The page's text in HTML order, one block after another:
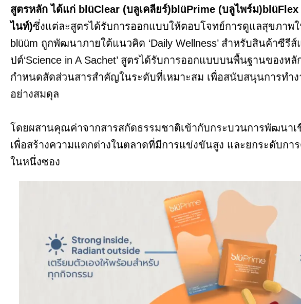
สูตรหลัก ได้แก่ blüClear (บลูเคลียร์)blüPrime (บลูไพร์ม
ไนท์)ซึ่งแต่ละสูตรได้รับการออกแบบให้ตอบโจทย์การดูแลสุขภาพ
blüüm ถูกพัฒนาภายใต้แนวคิด ‘Daily Wellness’ สำหรับสินค้าซี
ปต์‘Science in A Sachet’ สูตรได้รับการออกแบบบนพื้นฐานของห
กำหนดสัดส่วนสารสำคัญในระดับที่เหมาะสม เพื่อสนับสนุนการทำ
อย่างสมดุล
โดยผสานคุณค่าจากสารสกัดธรรมชาติเข้ากับกระบวนการพัฒนาเ
เพื่อสร้างความแตกต่างในตลาดที่มีการแข่งขันสูง และยกระดับก
ในหนึ่งซอง